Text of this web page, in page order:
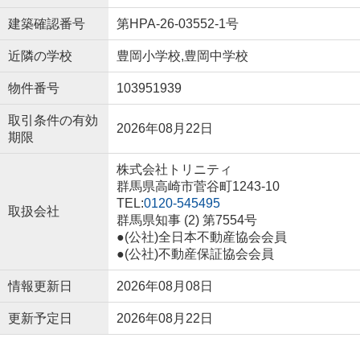
建築確認番号 第HPA-26-03552-1号
近隣の学校 豊岡小学校,豊岡中学校
物件番号 103951939
取引条件の有効
期限
2026年08月22日
取扱会社
株式会社トリニティ
群馬県高崎市菅谷町1243-10
TEL:0120-545495
群馬県知事 (2) 第7554号
●(公社)全日本不動産協会会員
●(公社)不動産保証協会会員
情報更新日 2026年08月08日
更新予定日 2026年08月22日